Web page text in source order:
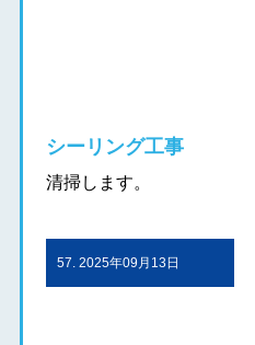
シーリング工事
清掃します。
57. 2025年09月13日